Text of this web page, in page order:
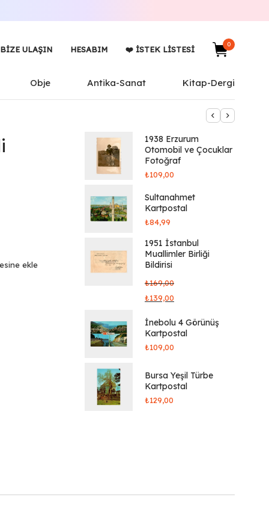
BIZE ULAŞIN HESABIM ❤️ İSTEK LISTESI
0
Obje Antika-Sanat Kitap-Dergi
ekle
1938 Erzurum
Otomobil ve Çocuklar
Fotoğraf
₺109,00
Sultanahmet
Kartpostal
₺84,99
1951 İstanbul
Muallimler Birliği
Bildirisi
₺169,00
₺139,00
İnebolu 4 Görünüş
Kartpostal
₺109,00
Bursa Yeşil Türbe
Kartpostal
₺129,00